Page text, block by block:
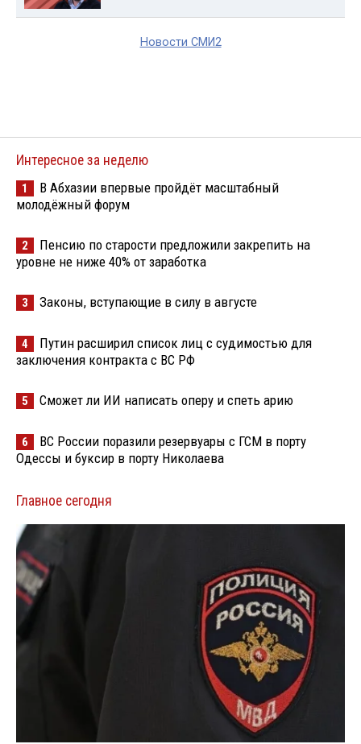
Новости СМИ2
Интересное за неделю
1
В Абхазии впервые пройдёт масштабный
молодёжный форум
2
Пенсию по старости предложили закрепить на
уровне не ниже 40% от заработка
3 Законы, вступающие в силу в августе
4
Путин расширил список лиц с судимостью для
заключения контракта с ВС РФ
5 Сможет ли ИИ написать оперу и спеть арию
6
ВС России поразили резервуары с ГСМ в порту
Одессы и буксир в порту Николаева
Главное сегодня